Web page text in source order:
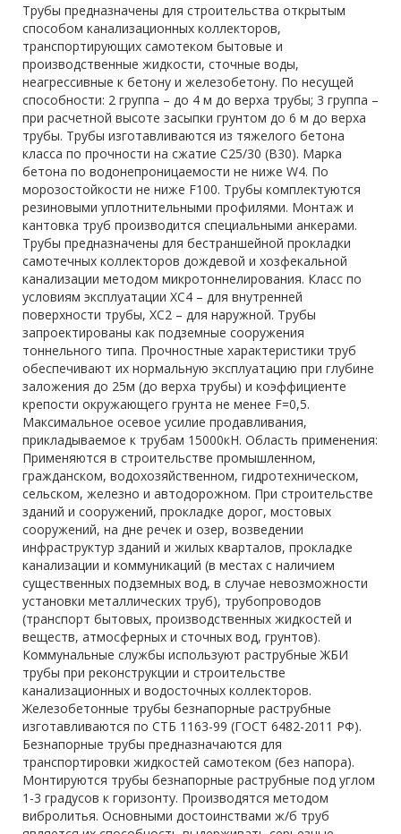
Трубы предназначены для строительства открытым
способом канализационных коллекторов,
транспортирующих самотеком бытовые и
производственные жидкости, сточные воды,
неагрессивные к бетону и железобетону. По несущей
способности: 2 группа – до 4 м до верха трубы; 3 группа –
при расчетной высоте засыпки грунтом до 6 м до верха
трубы. Трубы изготавливаются из тяжелого бетона
класса по прочности на сжатие С25/30 (В30). Марка
бетона по водонепроницаемости не ниже W4. По
морозостойкости не ниже F100. Трубы комплектуются
резиновыми уплотнительными профилями. Монтаж и
кантовка труб производится специальными анкерами.
Трубы предназначены для бестраншейной прокладки
самотечных коллекторов дождевой и хозфекальной
канализации методом микротоннелирования. Класс по
условиям эксплуатации ХС4 – для внутренней
поверхности трубы, ХС2 – для наружной. Трубы
запроектированы как подземные сооружения
тоннельного типа. Прочностные характеристики труб
обеспечивают их нормальную эксплуатацию при глубине
заложения до 25м (до верха трубы) и коэффициенте
крепости окружающего грунта не менее F=0,5.
Максимальное осевое усилие продавливания,
прикладываемое к трубам 15000кН. Область применения:
Применяются в строительстве промышленном,
гражданском, водохозяйственном, гидротехническом,
сельском, железно и автодорожном. При строительстве
зданий и сооружений, прокладке дорог, мостовых
сооружений, на дне речек и озер, возведении
инфраструктур зданий и жилых кварталов, прокладке
канализации и коммуникаций (в местах с наличием
существенных подземных вод, в случае невозможности
установки металлических труб), трубопроводов
(транспорт бытовых, производственных жидкостей и
веществ, атмосферных и сточных вод, грунтов).
Коммунальные службы используют раструбные ЖБИ
трубы при реконструкции и строительстве
канализационных и водосточных коллекторов.
Железобетонные трубы безнапорные раструбные
изготавливаются по СТБ 1163-99 (ГОСТ 6482-2011 РФ).
Безнапорные трубы предназначаются для
транспортировки жидкостей самотеком (без напора).
Монтируются трубы безнапорные раструбные под углом
1-3 градусов к горизонту. Производятся методом
вибролитья. Основными достоинствами ж/б труб